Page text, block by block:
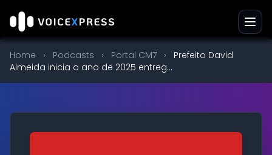
Home › Podcasts › Portal CM7 ›
Prefeito David
Almeida inicia o ano de 2025 entreg...